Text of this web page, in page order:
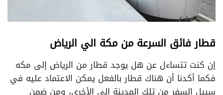
قطار فائق السرعة من مكة الي الرياض
إن كنت تتساءل عن هل يوجد قطار من الرياض إلى مكه
فكما أكدنا أن هناك قطار بالفعل يمكن الاعتماد عليه في
سبيل السفر من تلك المدينة إلى الأخرى، ومن ضمن